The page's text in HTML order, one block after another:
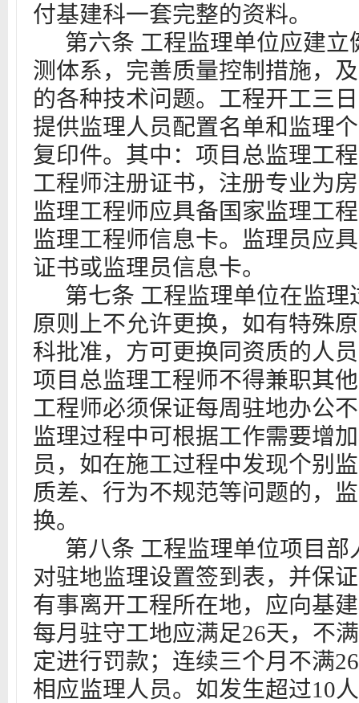
付基建科一套完整的资料。
第六条 工程监理单位应建立
测体系，完善质量控制措施，
的各种技术问题。工程开工三
提供监理人员配置名单和监理
复印件。 其中：项目总监理工
工程师注册证书，注册专业为
监理工程师应具备国家监理工
监理工程师信息卡。监理员应
证书或监理员信息卡。
第七条 工程监理单位在监理
原则上不允许更换，如有特殊
科批准，方可更换同资质的人
项目总监理工程师不得兼职其
工程师必须保证每周驻地办公
监理过程中可根据工作需要增
员，如在施工过程中发现个别
质差、行为不规范等问题的，
换。
第八条 工程监理单位项目部
对驻地监理设置签到表， 并保证
有事离开工程所在地，应向基
每月驻守工地应满足26天，不
定进行罚款；连续三个月不满
相应监理人员。如发生超过10